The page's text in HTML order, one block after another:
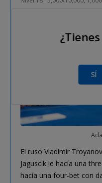
El ruso Vladimir
Jaguscik le hacía una
hacía una four-bet con
SÍ